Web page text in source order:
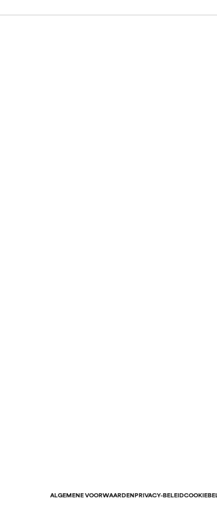
We
We
ALGEMENE VOORWAARDENPRIVACY-BELEID